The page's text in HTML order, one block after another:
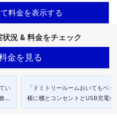
料金を表示する
況 & 料金をチェック
金を見る
い
事
「ドミトリールームおいてもベッ
横に棚とコンセントとUSB充電ポ
トがあるのは最高です。」